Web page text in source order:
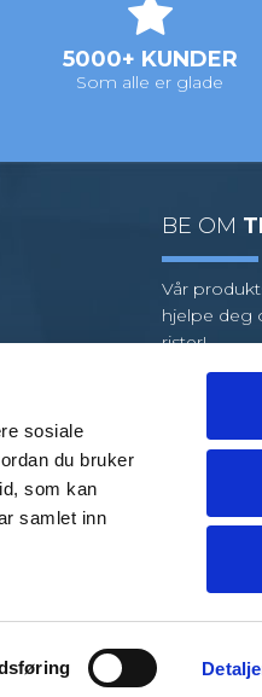
sosiale
du bruker
som kan
samlet inn
5000+ KUNDER
Som alle er glade
BE OM
Vår
hjelpe deg
rister!
Vi har et
men hvis